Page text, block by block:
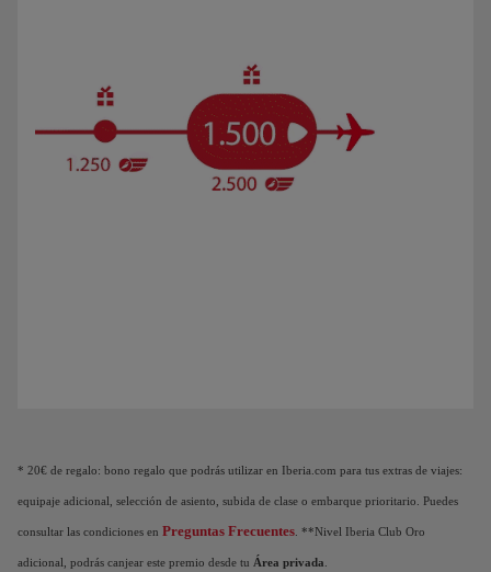
* 20€ de regalo: bono regalo que podrás utilizar en Iberia.com para tus extras de viajes:
equipaje adicional, selección de asiento, subida de clase o embarque prioritario. Puedes
consultar las condiciones en Preguntas Frecuentes . **Nivel Iberia Club Oro
adicional, podrás canjear este premio desde tu Área privada